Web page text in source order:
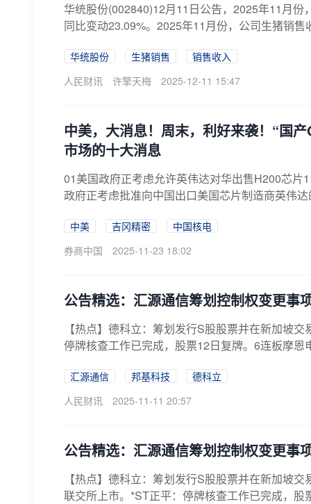
华统股份(002840)12月11日公告，2025年11月
同比变动23.09%。2025年11月份，公司生猪销售
华统股份 生猪销售
销售收入
人民财讯
许擎天梅 2025-12-11 15:47
中美，大消息！周末，利好来袭！“国
市场的十大消息
01美国政府正考虑允许英伟达对华出售H200芯
政府正考虑批准向中国出口美国芯片制造商英伟
中美 吉冈精密
中国核电
券商中国
2025-11-23 18:02
公告精选：汇源通信筹划控制权变更事
【热点】德科立：筹划发行S股股票并在新加坡
停牌核查工作已完成，股票12日复牌。6连板摩
汇源通信 邦基科技
德科立
人民财讯
2025-11-11 20:57
公告精选：汇源通信筹划控制权变更事
【热点】德科立：筹划发行S股股票并在新加坡
联交所上市。*ST正平：停牌核查工作已完成，